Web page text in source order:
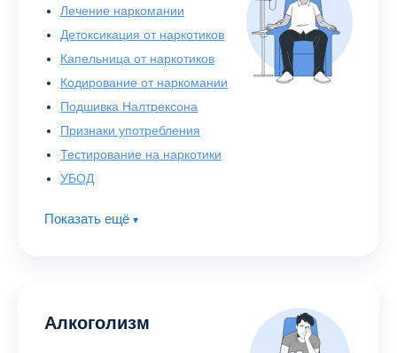
Лечение наркомании
Детоксикация от наркотиков
Капельница от наркотиков
Кодирование от наркомании
Подшивка Налтрексона
Признаки употребления
Тестирование на наркотики
УБОД
Показать ещё ▾
Алкоголизм